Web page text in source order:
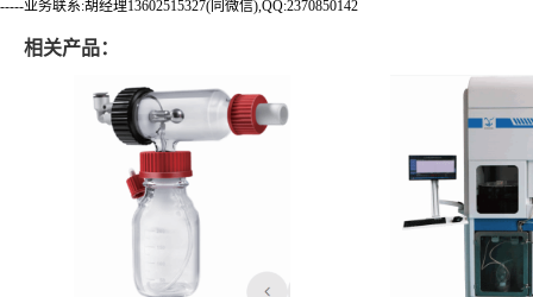
-----业务联系:胡经理13602515327(同微信),QQ:2370850142
相关产品：